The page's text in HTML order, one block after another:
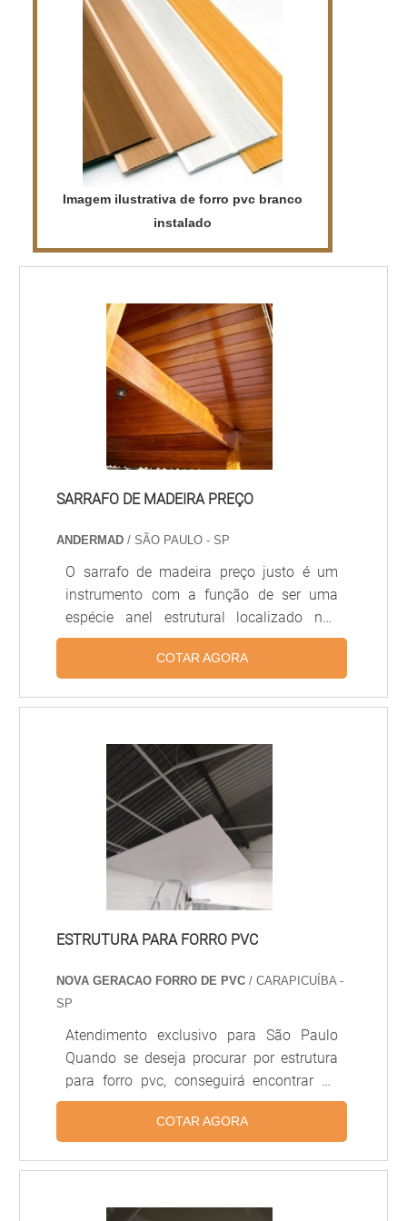
Imagem ilustrativa de forro pvc branco
instalado
SARRAFO DE MADEIRA PREÇO
ANDERMAD / SÃO PAULO - SP
O sarrafo de madeira preço justo é um
instrumento com a função de ser uma
espécie anel estrutural localizado nos
caixilhos das vigas e colunas na
construção da residência. Elas são
telhados, os sarrafos são uma grande
em telhados mais pesados ou ainda na
finalização da queda da água, para que a
queda seja minimizada. O sarrafo de
madeira é altamente empregado nas
áreas internas das residências.Sarrafos de
madeira eucalip.
COTAR AGORA
ESTRUTURA PARA FORRO PVC
NOVA GERACAO FORRO DE PVC / CARAPICUÍBA -
SP
Atendimento exclusivo para São Paulo
Quando se deseja procurar por estrutura
para forro pvc, conseguirá encontrar na
referência do mercado Nova Geração
forros PVC. Recebendo uma cotação na
descobrindo a melhor em qualidade e
SOBRE ESTRUTURA PARA FORRO PVC Se
COTAR AGORA